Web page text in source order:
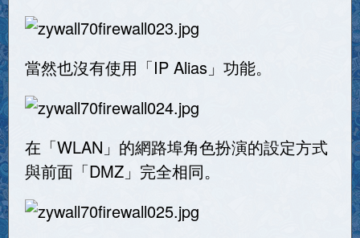
當然也沒有使用「IP Alias」功能。
在「WLAN」的網路埠角色扮演的設定方式
與前面「DMZ」完全相同。